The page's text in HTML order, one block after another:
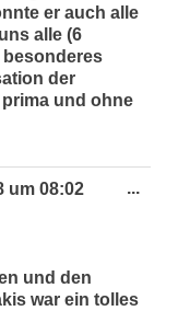
er auch alle
alle (6
besonderes
der
und ohne
um 08:02
und den
war ein tolles
...